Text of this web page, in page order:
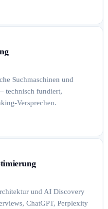
Suchmaschinen und
technisch fundiert,
Versprechen.
und AI Discovery
ChatGPT, Perplexity